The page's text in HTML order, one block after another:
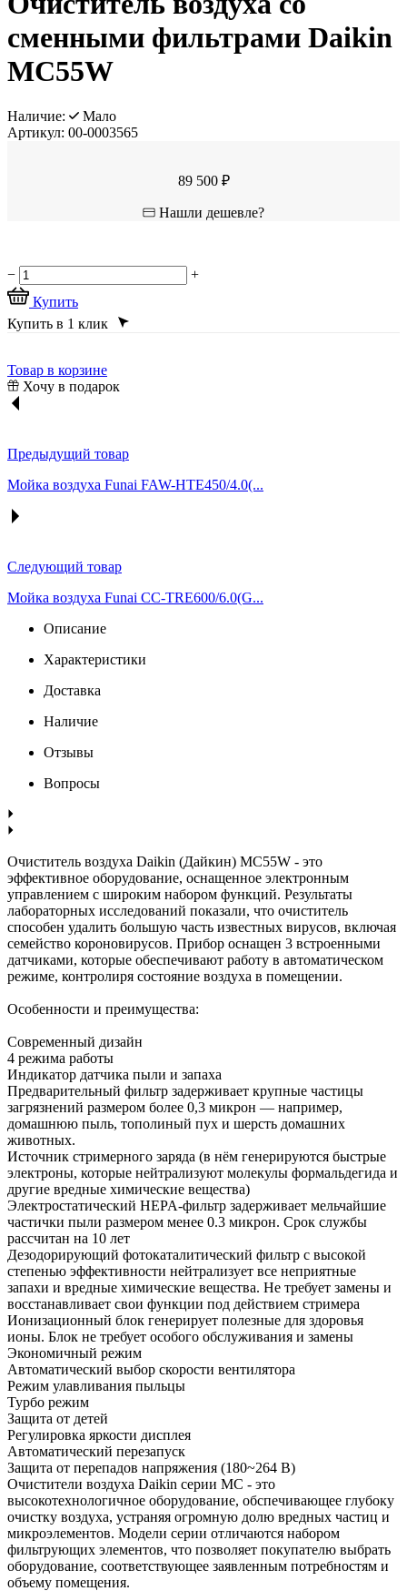
сменными фильтрами Daikin
MC55W
Наличие:
Мало
Артикул: 00-0003565
89 500 ₽
Нашли дешевле?
−
+
Купить
Купить в 1 клик
Товар в корзине
Хочу в подарок
Предыдущий товар
Мойка воздуха Funai FAW-HTE450/4.0(...
Следующий товар
Мойка воздуха Funai CC-TRE600/6.0(G...
Описание
Характеристики
Доставка
Наличие
Отзывы
Вопросы
Очиститель воздуха Daikin (Дайкин) MC55W - это
эффективное оборудование, оснащенное электронным
управлением с широким набором функций. Результаты
лабораторных исследований показали, что очиститель
способен удалить большую часть известных вирусов, включая
семейство короновирусов. Прибор оснащен 3 встроенными
датчиками, которые обеспечивают работу в автоматическом
режиме, контролиря состояние воздуха в помещении.
Особенности и преимущества:
Современный дизайн
4 режима работы
Индикатор датчика пыли и запаха
Предварительный фильтр задерживает крупные частицы
загрязнений размером более 0,3 микрон — например,
домашнюю пыль, тополиный пух и шерсть домашних
животных.
Источник стримерного заряда (в нём генерируются быстрые
электроны, которые нейтрализуют молекулы формальдегида и
другие вредные химические вещества)
Электростатический HEPA-фильтр задерживает мельчайшие
частички пыли размером менее 0.3 микрон. Срок службы
рассчитан на 10 лет
Дезодорирующий фотокаталитический фильтр с высокой
степенью эффективности нейтрализует все неприятные
запахи и вредные химические вещества. Не требует замены и
восстанавливает свои функции под действием стримера
Ионизационный блок генерирует полезные для здоровья
ионы. Блок не требует особого обслуживания и замены
Экономичный режим
Автоматический выбор скорости вентилятора
Режим улавливания пыльцы
Турбо режим
Защита от детей
Регулировка яркости дисплея
Автоматический перезапуск
Защита от перепадов напряжения (180~264 В)
Очистители воздуха Daikin серии МС - это
высокотехнологичное оборудование, обспечивающее глубоку
очистку воздуха, устраняя огромную долю вредных частиц и
микроэлементов. Модели серии отличаются набором
фильтрующих элементов, что позволяет покупателю выбрать
оборудование, соответствующее заявленным потребностям и
объему помещения.